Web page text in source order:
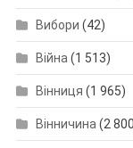
Вибори (42)
Війна (1 513)
Вінниця (1 965)
Вінничина (2